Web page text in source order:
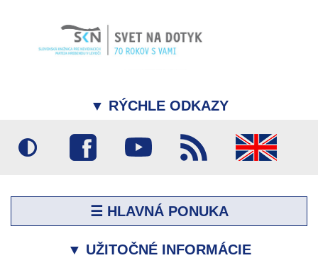
▼ RÝCHLE ODKAZY
☰ HLAVNÁ PONUKA
▼ UŽITOČNÉ INFORMÁCIE